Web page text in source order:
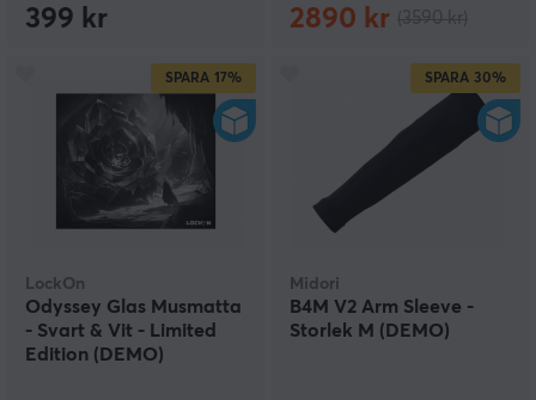
399 kr 2890 kr
SPARA 17%
LockOn
Odyssey Glas Musmatta
- Svart & Vit - Limited
Edition (DEMO)
SPARA 30%
Midori
B4M V2 Arm Sleeve -
Storlek M (DEMO)